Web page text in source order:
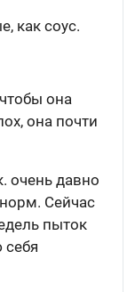
как соус.
она
она почти
очень давно
Сейчас
пыток
себя